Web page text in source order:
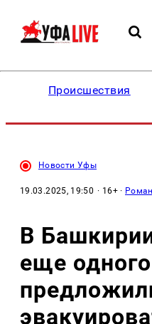
Происшествия
Новости Уфы
19.03.2025, 19:50 · 16+ ·
В
еще